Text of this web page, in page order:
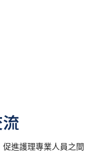
進護理專業人員之間